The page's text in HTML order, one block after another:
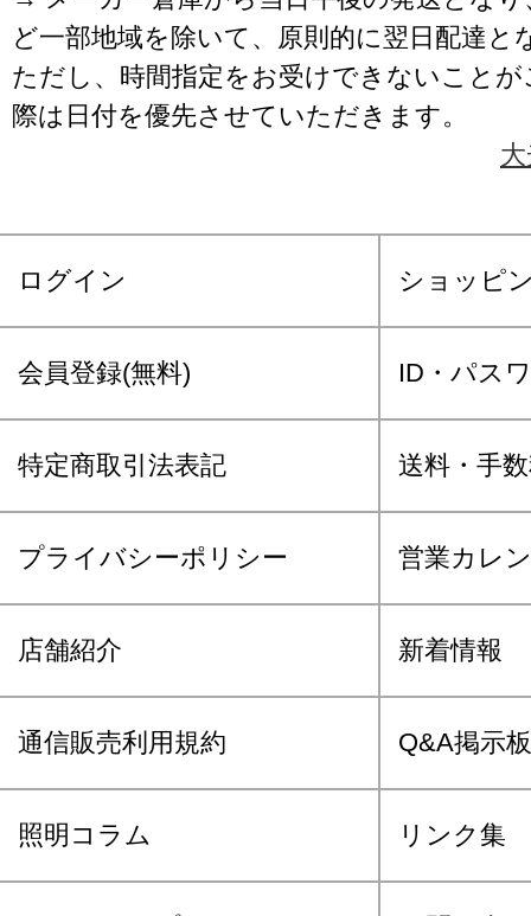
ど一部地域を除いて、原則的に翌日配達と
ただし、時間指定をお受けできないこと
際は日付を優先させていただきます。
ログイン ショッピ
会員登録(無料) ID・パス
特定商取引法表記 送料・手
プライバシーポリシー 営業カレ
店舗紹介 新着情報
通信販売利用規約 Q&A掲示板
照明コラム リンク集